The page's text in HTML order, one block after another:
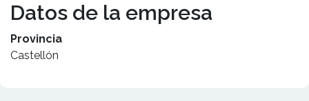
Datos de la empresa
Provincia
Castellón